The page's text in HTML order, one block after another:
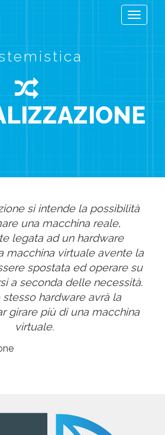
Toggle
si intende la possibilità
una macchina reale,
legata ad un hardware
macchina virtuale avente la
spostata ed operare su
a seconda delle necessità.
stesso hardware avrà la
girare più di una macchina
virtuale.